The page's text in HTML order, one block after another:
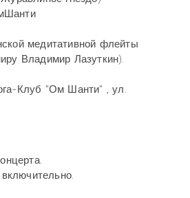
медитативной флейты
Владимир Лазуткин).
Клуб "Ом Шанти" , ул.